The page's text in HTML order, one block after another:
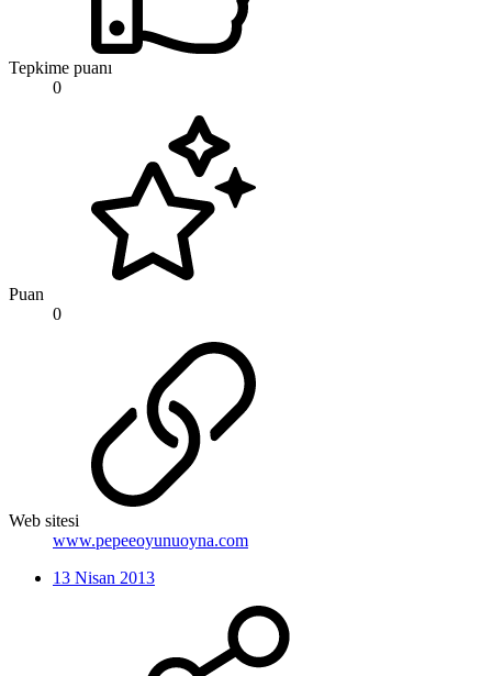
Tepkime puanı
0
Puan
0
Web sitesi
www.pepeeoyunuoyna.com
13 Nisan 2013